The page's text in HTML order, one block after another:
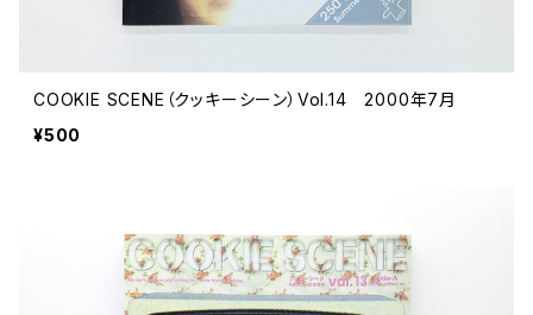
COOKIE SCENE（クッキーシーン）Vol.14 2000年7月
¥500